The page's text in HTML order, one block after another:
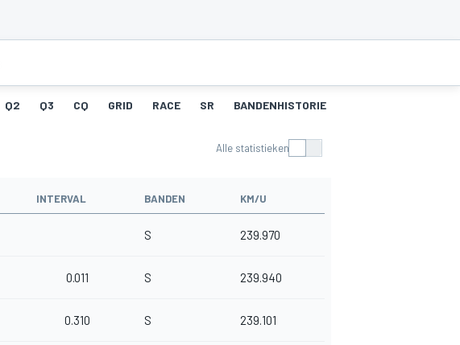
Q2 Q3 CQ GRID RACE SR BANDENHISTORIE
Alle statistieken
INTERVAL BANDEN KM/U
S 239.970
0.011 S 239.940
0.310 S 239.101